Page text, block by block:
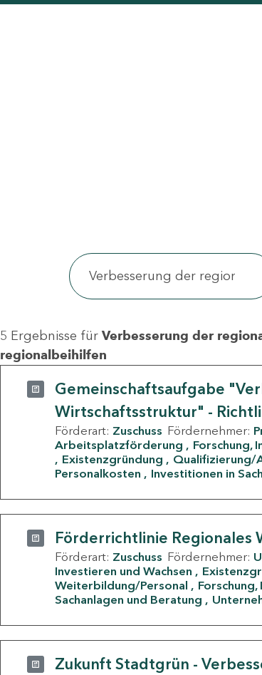
5 Ergebnisse für Verbesserung der
regionalbeihilfen
Gemeinschaftsaufgabe
Wirtschaftsstruktur" -
Förderart: Zuschuss Fördernehmer:
Arbeitsplatzförderung
Forschung,
Existenzgründung
Qualifizierung/
Personalkosten
Investitionen in
Förderrichtlinie Regionales
Förderart: Zuschuss Fördernehmer:
Investieren und Wachsen
Weiterbildung/Personal
Sachanlagen und Beratung
Zukunft Stadtgrün -